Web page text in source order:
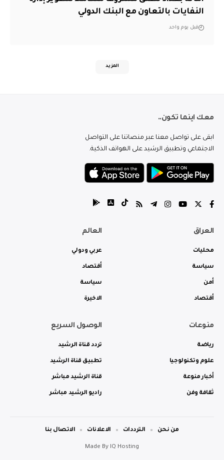
النفايات بالتعاون مع البنك الدولي
قبل يوم واحد
المزيد
معك اينما تكون..
ابقى على تواصل معنا عبر منصاتنا على التواصل
الاجتماعي وتطبيق الرشيد على الهواتف الذكية.
العراق
محليات
سياسة
أمن
أقتصاد
العالم
عربي ودولي
أقتصاد
سياسة
الاخيرة
منوعات
رياضة
علوم وتكنولوجيا
أخبار منوعة
ثقافة وفن
الوصول السريع
تردد قناة الرشيد
تطبيق قناة الرشيد
قناة الرشيد مباشر
راديو الرشيد مباشر
Made By IQ Hosting
من نحن الترددات الاعلانات الاتصال بنا